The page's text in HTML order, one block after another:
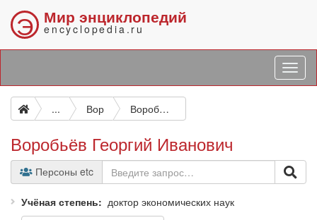
Э Мир энциклопедий
encyclopedia.ru
... Вор Воробьёв Георгий Иванович
Воробьёв Георгий Иванович
Персоны etc
Учёная степень
доктор экономических наук